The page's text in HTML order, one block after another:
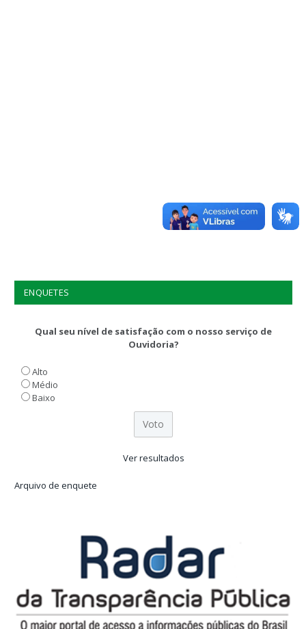
ENQUETES
Qual seu nível de satisfação com o nosso serviço de
Ouvidoria?
Alto
Médio
Baixo
Ver resultados
Arquivo de enquete